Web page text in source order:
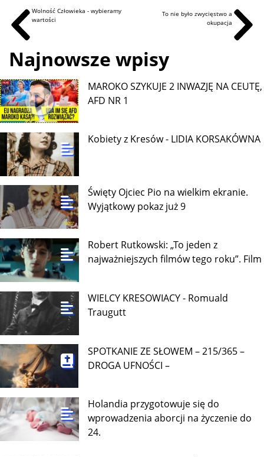
Wolność Człowieka - wybieramy
wartości
To nie było zwycięstwo a
okupacja
Najnowsze wpisy
MAROKO SZYKUJE 2 INWAZJĘ NA CEUTĘ,
AFD NR 1
Kobiety z Kresów - LIDIA KORSAKÓWNA
Święty Ojciec Pio na wielkim ekranie.
Wyjątkowy pokaz już 9
Robert Rutkowski: „To jeden z
najważniejszych filmów tego roku”. Film
WIELCY KRESOWIACY - Romuald
Traugutt
SPOTKANIE ZE SŁOWEM – 215/365 –
DROGA UFNOŚCI –
Holandia przygotowuje się do
wprowadzenia aborcji na życzenie do
24.